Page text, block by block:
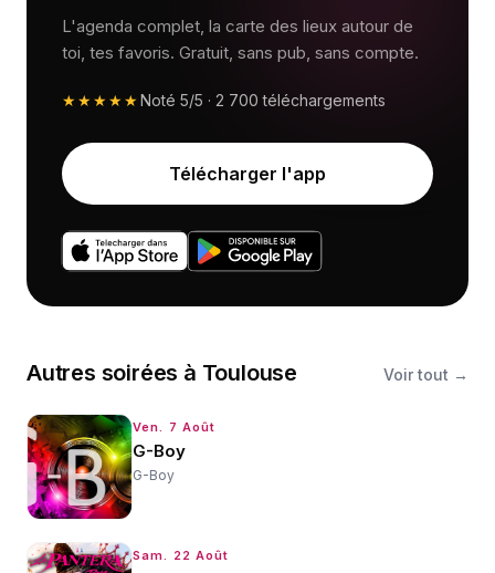
L'agenda complet, la carte des lieux autour de
toi, tes favoris. Gratuit, sans pub, sans compte.
★★★★★Noté 5/5 · 2 700 téléchargements
Télécharger l'app
Autres soirées à Toulouse Voir tout →
Ven. 7 Août
G-Boy
G-Boy
Sam. 22 Août